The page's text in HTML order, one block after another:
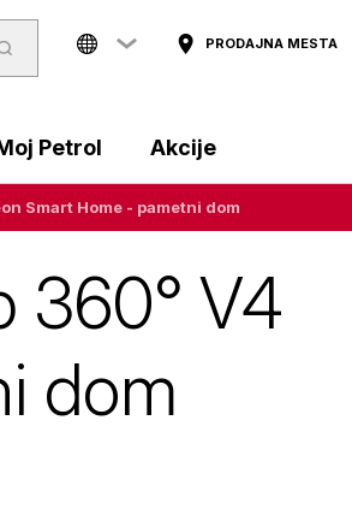
PRODAJNA MESTA
Petrol Akcije
Smart Home - pametni dom
360° V4
dom